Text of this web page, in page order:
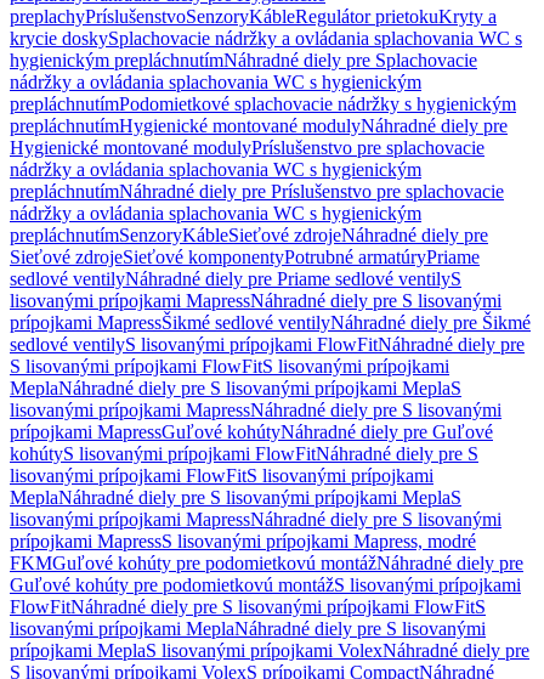
preplachyPríslušenstvoSenzoryKábleRegulátor prietokuKryty a
krycie doskySplachovacie nádržky a ovládania splachovania WC s
hygienickým prepláchnutímNáhradné diely pre Splachovacie
nádržky a ovládania splachovania WC s hygienickým
prepláchnutímPodomietkové splachovacie nádržky s hygienickým
prepláchnutímHygienické montované modulyNáhradné diely pre
Hygienické montované modulyPríslušenstvo pre splachovacie
nádržky a ovládania splachovania WC s hygienickým
prepláchnutímNáhradné diely pre Príslušenstvo pre splachovacie
nádržky a ovládania splachovania WC s hygienickým
prepláchnutímSenzoryKábleSieťové zdrojeNáhradné diely pre
Sieťové zdrojeSieťové komponentyPotrubné armatúryPriame
sedlové ventilyNáhradné diely pre Priame sedlové ventilyS
lisovanými prípojkami MapressNáhradné diely pre S lisovanými
prípojkami MapressŠikmé sedlové ventilyNáhradné diely pre Šikmé
sedlové ventilyS lisovanými prípojkami FlowFitNáhradné diely pre
S lisovanými prípojkami FlowFitS lisovanými prípojkami
MeplaNáhradné diely pre S lisovanými prípojkami MeplaS
lisovanými prípojkami MapressNáhradné diely pre S lisovanými
prípojkami MapressGuľové kohútyNáhradné diely pre Guľové
kohútyS lisovanými prípojkami FlowFitNáhradné diely pre S
lisovanými prípojkami FlowFitS lisovanými prípojkami
MeplaNáhradné diely pre S lisovanými prípojkami MeplaS
lisovanými prípojkami MapressNáhradné diely pre S lisovanými
prípojkami MapressS lisovanými prípojkami Mapress, modré
FKMGuľové kohúty pre podomietkovú montážNáhradné diely pre
Guľové kohúty pre podomietkovú montážS lisovanými prípojkami
FlowFitNáhradné diely pre S lisovanými prípojkami FlowFitS
lisovanými prípojkami MeplaNáhradné diely pre S lisovanými
prípojkami MeplaS lisovanými prípojkami VolexNáhradné diely pre
S lisovanými prípojkami VolexS prípojkami CompactNáhradné